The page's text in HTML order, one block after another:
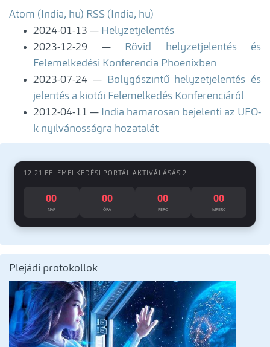
Atom (India, hu) RSS (India, hu)
2024-01-13
Helyzetjelentés
2023-12-29
Rövid helyzetjelentés és
Felemelkedési Konferencia Phoenixben
2023-07-24
Bolygószintű helyzetjelentés és
jelentés a kiotói Felemelkedés Konferenciáról
2012-04-11
India hamarosan bejelenti az UFO-
k nyilvánosságra hozatalát
12:21 FELEMELKEDÉSI PORTÁL AKTIVÁLÁSÁS 2
00
NAP
00
ÓRA
00
PERC
00
MPERC
Plejádi protokollok